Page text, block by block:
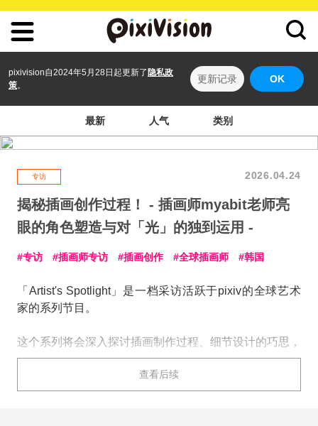
pixivision自2024年5月28日起更新了 隐私政
策。
更新记录 OK
最新 人气 类别
专访 2026.04.24
揭秘插画创作过程！ - 插画师myabit老师亮
眼的角色塑造与对「光」的独到运用 -
专访 插画师专访 插画创作 全球插画师 韩国
「Artist's Spotlight」是一档采访活跃于pixiv的全球艺术
家的系列节目。
这个系列将会深入探讨插画制作过程、细节设计的巧思，
以及身为创作者该如何不断成长的方法！
本期嘉宾是韩国插画师myabit老师。老师与我们分享了
查看后续